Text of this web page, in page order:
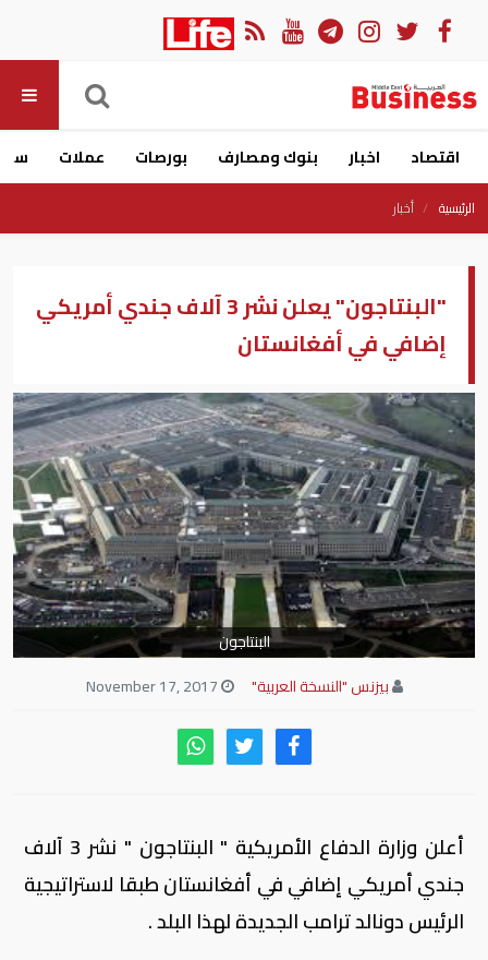
اقتصاد اخبار بنوك ومصارف بورصات عملات
الرئيسية أخبار
"البنتاجون" يعلن نشر 3 آلاف جندي أمريكي
إضافي في أفغانستان
البنتاجون
بيزنس "النسخة العربية"
أعلن وزارة الدفاع الأمريكية " البنتاجون " نشر 3 آلاف
جندي أمريكي إضافي في أفغانستان طبقا لاستراتيجية
الرئيس دونالد ترامب الجديدة لهذا البلد .